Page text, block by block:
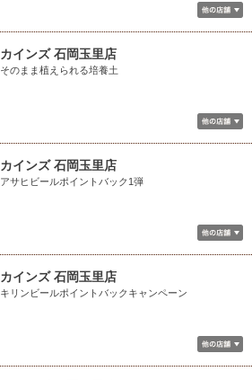
カインズ 石岡玉里店
そのまま植えられる培養土
カインズ 石岡玉里店
アサヒビールポイントバック1弾
カインズ 石岡玉里店
キリンビールポイントバックキャンペーン